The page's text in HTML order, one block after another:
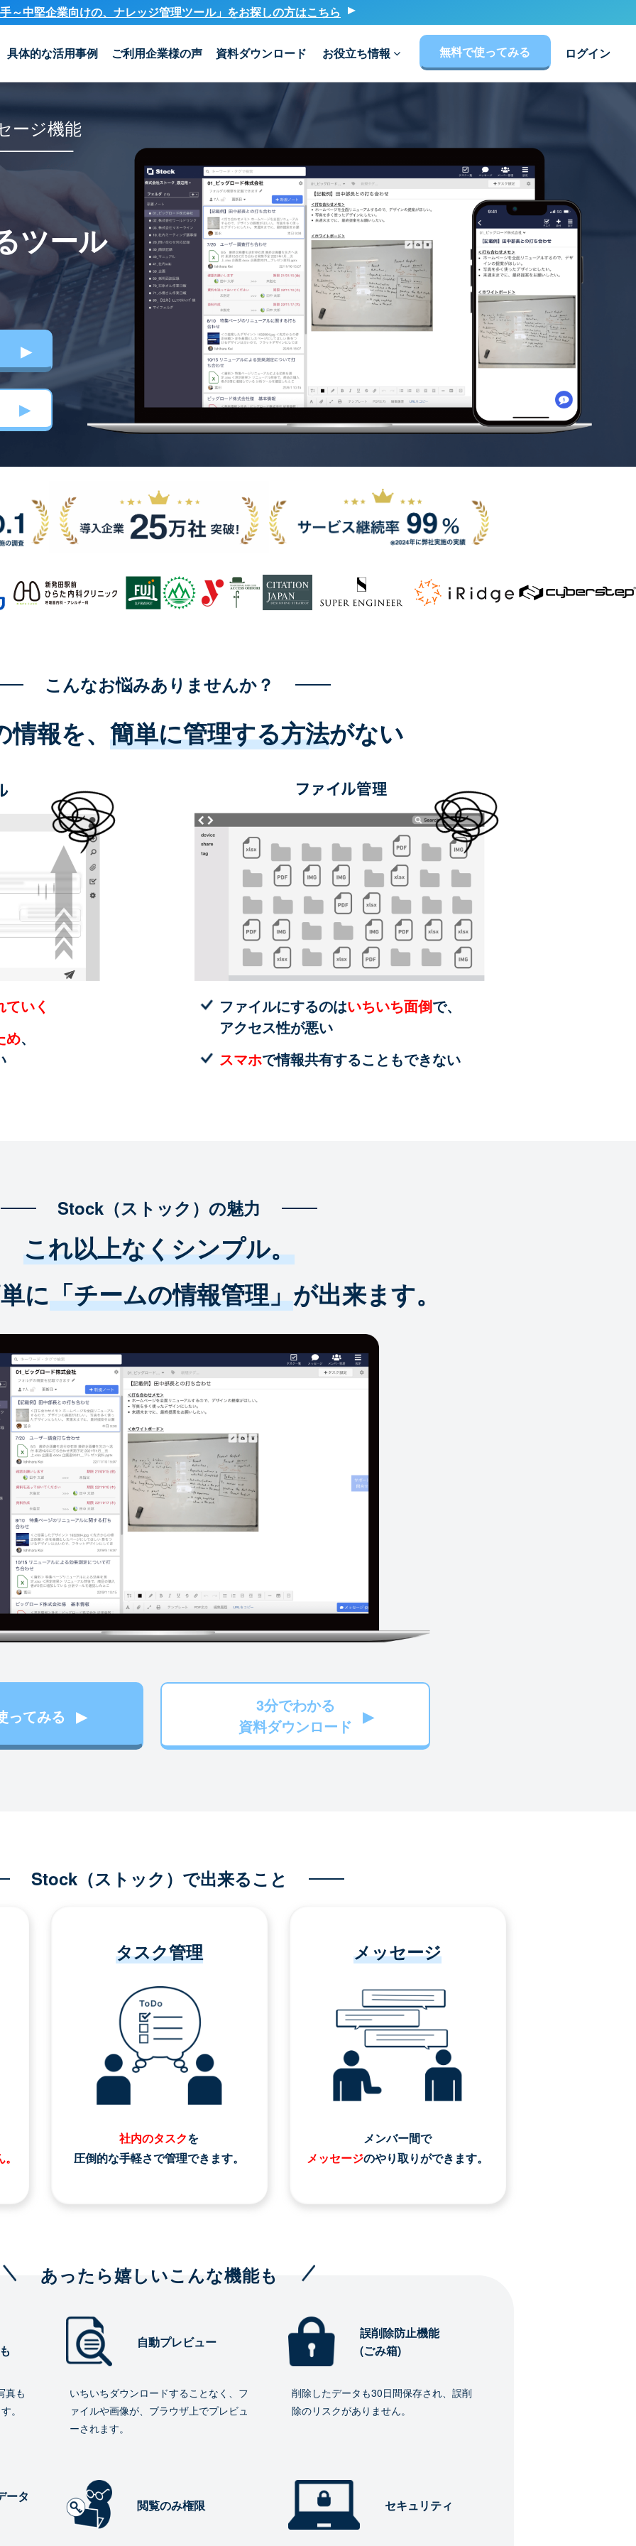
～中堅企業向けの、ナレッジ管理ツール」をお探しの方はこちら
具体的な活用事例 ご利用企業様の声 資料ダウンロード お役立ち情報 無料で使ってみる ログイン
ージ機能
ツール
こんなお悩みありませんか？
報を、 簡単に管理する方法がない
いく
め、
ファイルにするのはいちいち面倒で、
アクセス性が悪い
スマホで情報共有することもできない
Stock（ストック）の魅力
これ以上なくシンプル。
に「チームの情報管理」が出来ます。
ってみる
3分でわかる
資料ダウンロード
Stock（ストック）で出来ること
タスク管理
社内のタスクを
圧倒的な手軽さで管理できます。
メッセージ
メンバー間で
メッセージのやり取りができます。
あったら嬉しいこんな機能も
真も
。
自動プレビュー
いちいちダウンロードすることなく、フ
ァイルや画像が、ブラウザ上でプレビュ
ーされます。
誤削除防止機能
(ごみ箱)
削除したデータも30日間保存され、誤削
除のリスクがありません。
ータ
閲覧のみ権限 セキュリティ